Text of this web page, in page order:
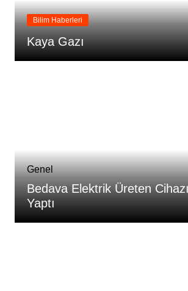
Bilim Haberleri
Kaya Gazı
Genel
Bedava Elektrik Üreten
Yaptı